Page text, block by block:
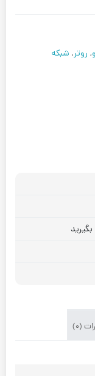
, روتر, شبکه
(۰)